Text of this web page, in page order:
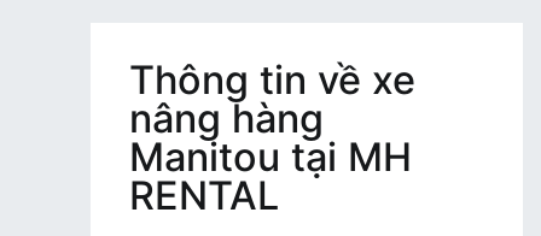
Thông tin về xe
nâng hàng
Manitou tại MH
RENTAL